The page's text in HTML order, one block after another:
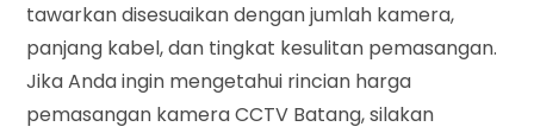
tawarkan disesuaikan dengan jumlah kamera,
panjang kabel, dan tingkat kesulitan pemasangan.
Jika Anda ingin mengetahui rincian harga
pemasangan kamera CCTV Batang, silakan